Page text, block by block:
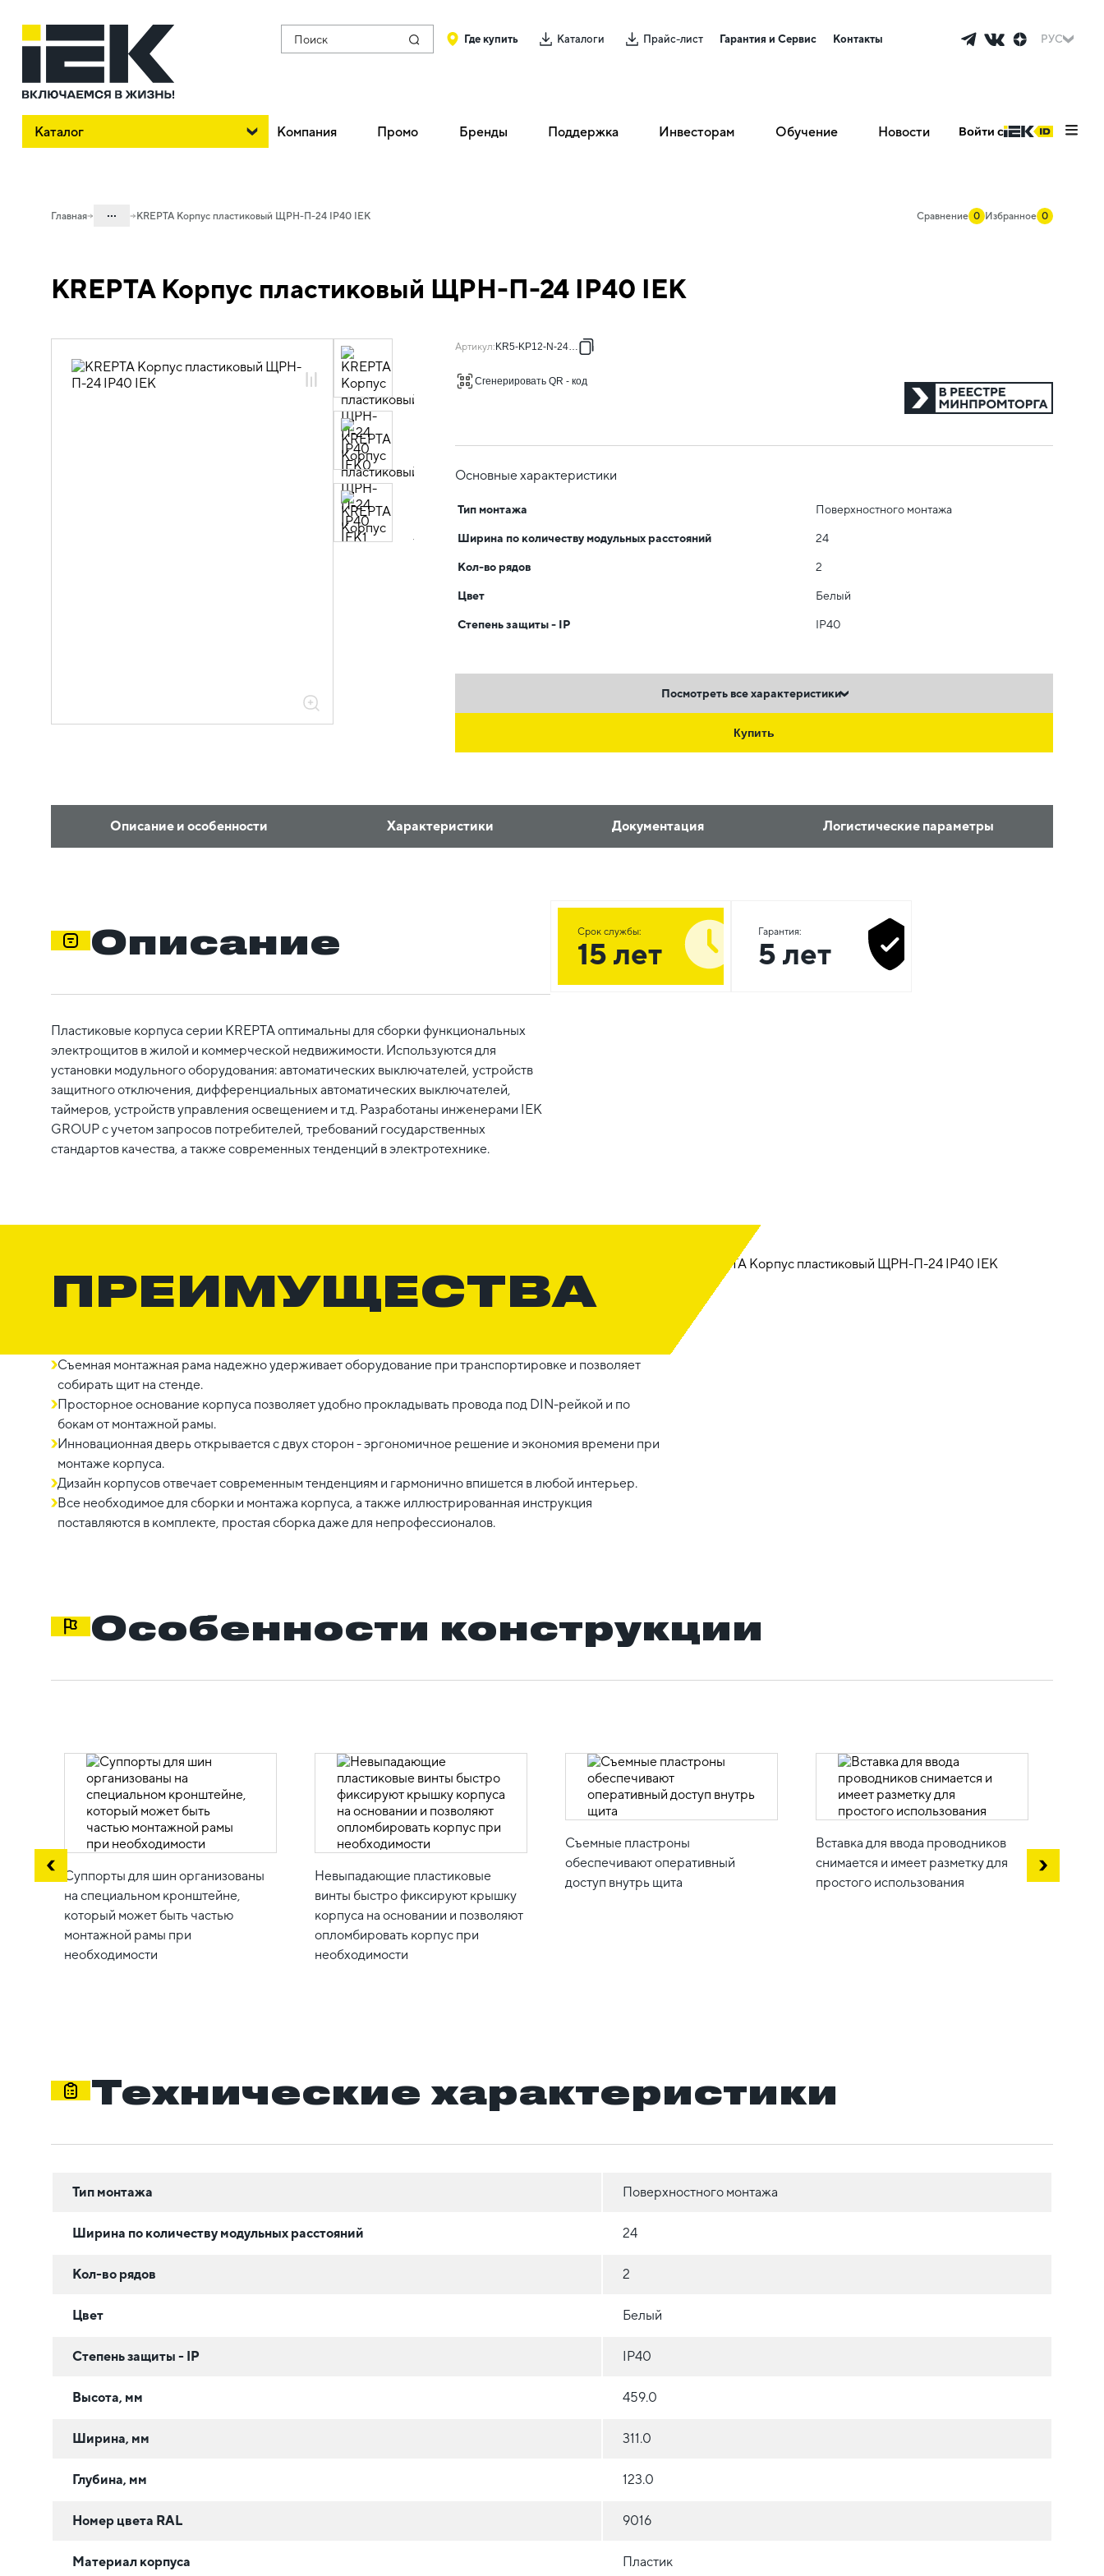
Поиск Где купить Каталоги Прайс-лист Гарантия и Сервис Контакты РУС
Каталог Компания Промо Бренды Поддержка Инвесторам Обучение Новости Войти с
Главная ...
04. Щитовое оборудование
04.01 Корпуса пластиковые
04.01.01.02 Корпуса пластиковые
модульные KREPTA
KREPTA Корпус пластиковый ЩРН-П-24 IP40 IEK Сравнение 0 Избранное 0
KREPTA Корпус пластиковый ЩРН-П-24 IP40 IEK
Артикул: KR5-KP12-N-24-41
Сгенерировать QR - код
Основные характеристики
Тип монтажа Поверхностного монтажа
Ширина по количеству модульных расстояний 24
Кол-во рядов 2
Цвет Белый
Степень защиты - IP IP40
Посмотреть все характеристики
Купить
Описание и особенности Характеристики Документация Логистические параметры
Описание
Пластиковые корпуса серии KREPTA оптимальны для сборки функциональных
электрощитов в жилой и коммерческой недвижимости. Используются для
установки модульного оборудования: автоматических выключателей, устройств
защитного отключения, дифференциальных автоматических выключателей,
таймеров, устройств управления освещением и т.д. Разработаны инженерами IEK
GROUP с учетом запросов потребителей, требований государственных
стандартов качества, а также современных тенденций в электротехнике.
Срок службы:
15 лет
Гарантия:
5 лет
ПРЕИМУЩЕСТВА
Съемная монтажная рама надежно удерживает оборудование при транспортировке и позволяет
собирать щит на стенде.
Просторное основание корпуса позволяет удобно прокладывать провода под DIN-рейкой и по
бокам от монтажной рамы.
Инновационная дверь открывается с двух сторон - эргономичное решение и экономия времени при
монтаже корпуса.
Дизайн корпусов отвечает современным тенденциям и гармонично впишется в любой интерьер.
Все необходимое для сборки и монтажа корпуса, а также иллюстрированная инструкция
поставляются в комплекте, простая сборка даже для непрофессионалов.
Особенности конструкции
Суппорты для шин организованы
на специальном кронштейне,
который может быть частью
монтажной рамы при
необходимости
Невыпадающие пластиковые
винты быстро фиксируют крышку
корпуса на основании и позволяют
опломбировать корпус при
необходимости
Съемные пластроны
обеспечивают оперативный
доступ внутрь щита
Вставка для ввода проводников
снимается и имеет разметку для
простого использования
Технические характеристики
Тип монтажа Поверхностного монтажа
Ширина по количеству модульных расстояний 24
Кол-во рядов 2
Цвет Белый
Степень защиты - IP IP40
Высота, мм 459.0
Ширина, мм 311.0
Глубина, мм 123.0
Номер цвета RAL 9016
Материал корпуса Пластик